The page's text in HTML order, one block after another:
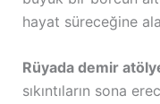
hayat süreceğine
Rüyada demir
sıkıntıların sona